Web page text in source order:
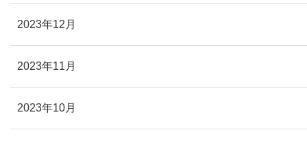
2023年12月
2023年11月
2023年10月